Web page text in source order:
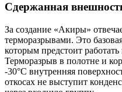
Сдержанная
За создание «Акиры»
терморазрывами. Это
которым предстоит
Терморазрыв в полотне и
-30°С внутренняя
откосах не выступит